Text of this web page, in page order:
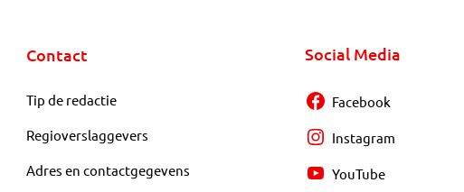
Contact
Tip de redactie
Regioverslaggevers
Adres en contactgegevens
Social Media
Facebook
Instagram
YouTube